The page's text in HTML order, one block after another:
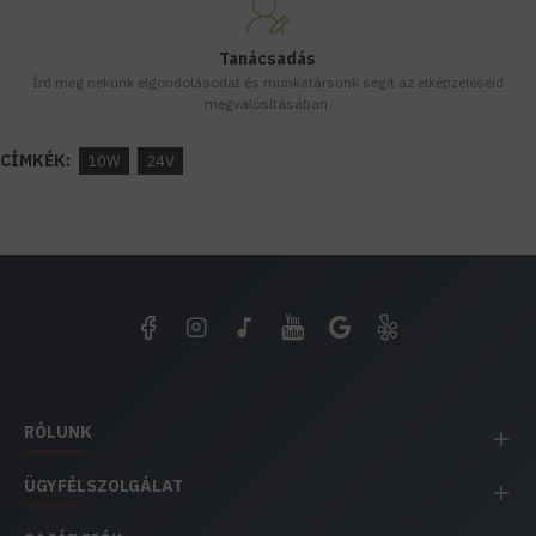
Tanácsadás
Írd meg nekünk elgondolásodat és munkatársunk segít az elképzeléseid
megvalósításában.
CÍMKÉK: 10W 24V
RÓLUNK
ÜGYFÉLSZOLGÁLAT